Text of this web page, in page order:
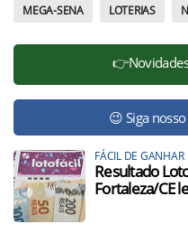
MEGA-SENA LOTERIAS
😉 Siga
FÁCIL DE GANHAR
Resultado
Fortaleza/CE